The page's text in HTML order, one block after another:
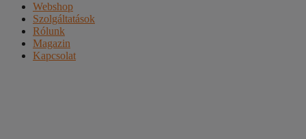
Webshop
Szolgáltatások
Rólunk
Magazin
Kapcsolat